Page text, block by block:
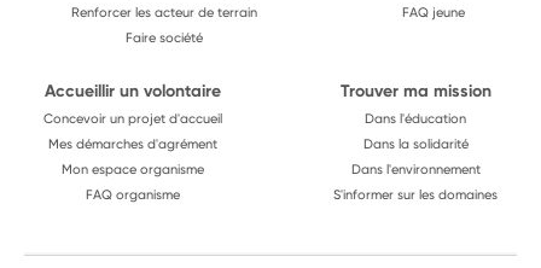
Renforcer les acteur de terrain
Faire société
FAQ jeune
Accueillir un volontaire
Concevoir un projet d'accueil
Mes démarches d'agrément
Mon espace organisme
FAQ organisme
Trouver ma mission
Dans l'éducation
Dans la solidarité
Dans l'environnement
S'informer sur les domaines